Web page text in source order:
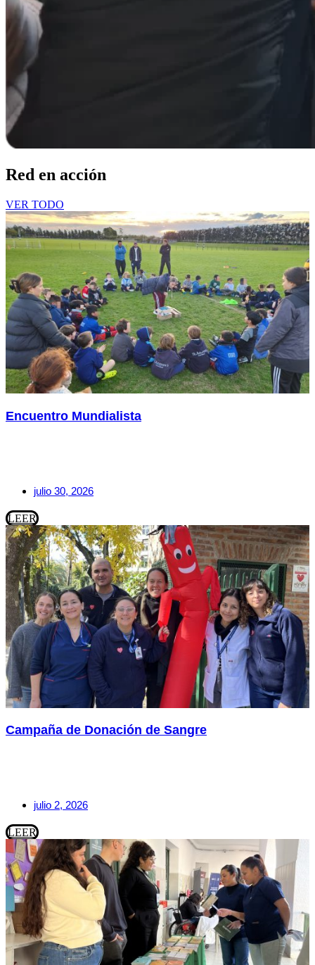
Red en acción
VER TODO
Encuentro Mundialista
julio 30, 2026
LEER
Campaña de Donación de Sangre
julio 2, 2026
LEER